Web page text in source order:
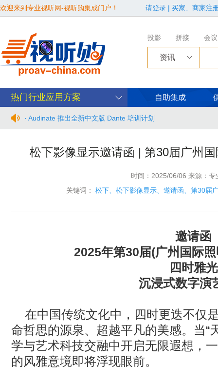
欢迎来到专业视听网-视听购集成门户！ 请登录 | 买家、商家注
投影 拼接 会议
资讯
热门行业应用方案 自助集成
· Audinate 推出全新中文版 Dante 培训计划
· 年度必赴约！9月15-17日，闻信第28届广告新科技上海秋交
· AVONIC摄像机 × Bosch DICENTIS会议系统保障二十国央行
· Extron 七月新闻集锦
· 松下投影机赋能LYMB.iO的MultiBall系统，打造新一代体育与
松下影像显示邀请函 | 第30届广州
时间：2025/06/06 来源：专
关键词：
松下、松下影像显示、邀请函、第30届
邀请函
2025年第30届(广州国际
四时雅光
沉浸式数字演
在中国传统文化中，四时更迭不仅
命哲思的源泉、超越平凡的美感。当“
学与艺术科技交融中开启无限遐想，
的风雅意境即将浮现眼前。